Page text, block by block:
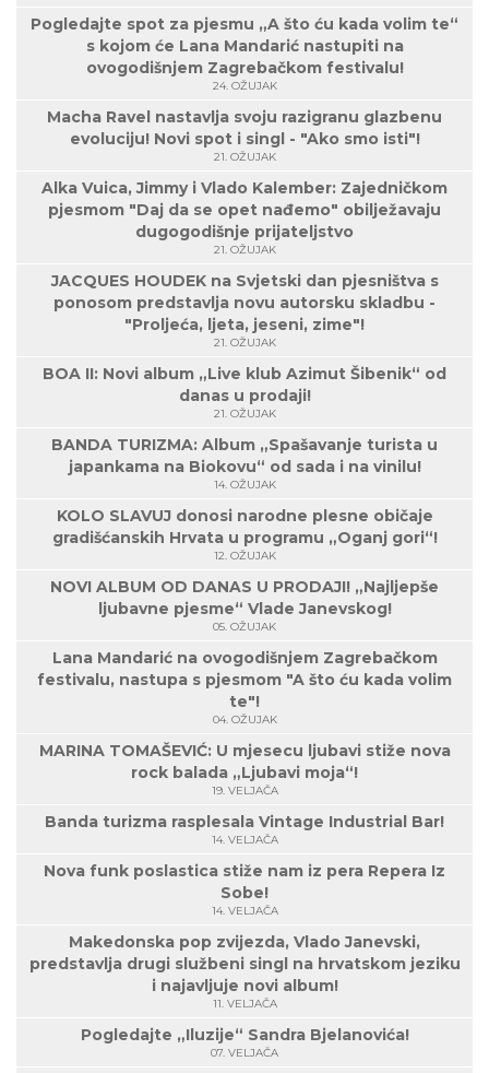
Pogledajte spot za pjesmu „A što ću kada volim te“
s kojom će Lana Mandarić nastupiti na
ovogodišnjem Zagrebačkom festivalu!
24. OŽUJAK
Macha Ravel nastavlja svoju razigranu glazbenu
evoluciju! Novi spot i singl - "Ako smo isti"!
21. OŽUJAK
Alka Vuica, Jimmy i Vlado Kalember: Zajedničkom
pjesmom "Daj da se opet nađemo" obilježavaju
dugogodišnje prijateljstvo
21. OŽUJAK
JACQUES HOUDEK na Svjetski dan pjesništva s
ponosom predstavlja novu autorsku skladbu -
"Proljeća, ljeta, jeseni, zime"!
21. OŽUJAK
BOA II: Novi album „Live klub Azimut Šibenik“ od
danas u prodaji!
21. OŽUJAK
BANDA TURIZMA: Album „Spašavanje turista u
japankama na Biokovu“ od sada i na vinilu!
14. OŽUJAK
KOLO SLAVUJ donosi narodne plesne običaje
gradišćanskih Hrvata u programu „Oganj gori“!
12. OŽUJAK
NOVI ALBUM OD DANAS U PRODAJI! „Najljepše
ljubavne pjesme“ Vlade Janevskog!
05. OŽUJAK
Lana Mandarić na ovogodišnjem Zagrebačkom
festivalu, nastupa s pjesmom "A što ću kada volim
te"!
04. OŽUJAK
MARINA TOMAŠEVIĆ: U mjesecu ljubavi stiže nova
rock balada „Ljubavi moja“!
19. VELJAČA
Banda turizma rasplesala Vintage Industrial Bar!
14. VELJAČA
Nova funk poslastica stiže nam iz pera Repera Iz
Sobe!
14. VELJAČA
Makedonska pop zvijezda, Vlado Janevski,
predstavlja drugi službeni singl na hrvatskom jeziku
i najavljuje novi album!
11. VELJAČA
Pogledajte „Iluzije“ Sandra Bjelanovića!
07. VELJAČA